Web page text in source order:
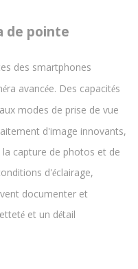
de pointe
des smartphones
éra avancée. Des capacités
modes de prise de vue
d'image innovants,
la capture de photos et de
d'éclairage,
documenter et
é et un détail